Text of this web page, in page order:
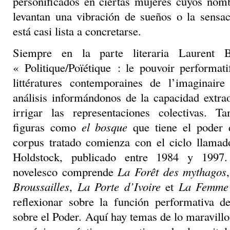
levantan una vibración de sueños o la
está casi lista a concretarse.
Siempre en la parte literaria Laurent
« Politique/Poïétique : le pouvoir
littératures contemporaines de
análisis informándonos de la capacidad
irrigar las representaciones colectivas.
figuras como el bosque que tiene el poder
corpus tratado comienza con el ciclo
Holdstock, publicado entre 1984 y
novelesco comprendeLa Forêt des mythagos
Broussailles, La Porte d’Ivoireet La
reflexionar sobre la función performativa
sobre el Poder. Aquí hay temas de lo